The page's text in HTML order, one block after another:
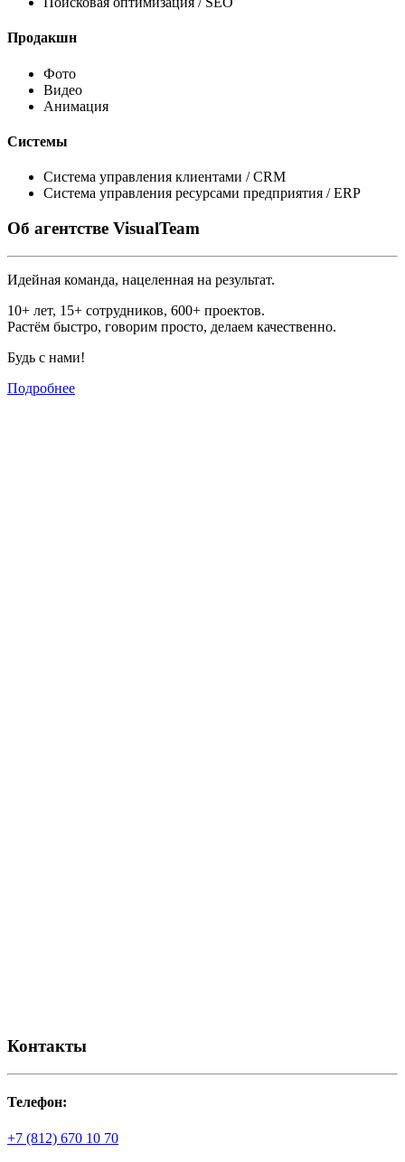
Продакшн
Фото
Видео
Анимация
Системы
Система управления клиентами / CRM
Система управления ресурсами предприятия / ERP
Об агентстве VisualTeam
Идейная команда, нацеленная на результат.
10+ лет, 15+ сотрудников, 600+ проектов.
Растём быстро, говорим просто, делаем качественно.
Будь с нами!
Подробнее
Контакты
Телефон:
+7 (812) 670 10 70